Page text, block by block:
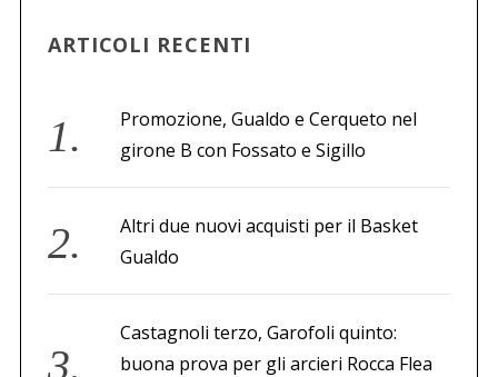
ARTICOLI RECENTI
Promozione, Gualdo e Cerqueto nel
girone B con Fossato e Sigillo
Altri due nuovi acquisti per il Basket
Gualdo
Castagnoli terzo, Garofoli quinto:
buona prova per gli arcieri Rocca Flea